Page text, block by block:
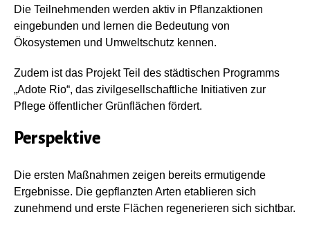
Die Teilnehmenden werden aktiv in Pflanzaktionen
eingebunden und lernen die Bedeutung von
Ökosystemen und Umweltschutz kennen.
Zudem ist das Projekt Teil des städtischen Programms
„Adote Rio“, das zivilgesellschaftliche Initiativen zur
Pflege öffentlicher Grünflächen fördert.
Perspektive
Die ersten Maßnahmen zeigen bereits ermutigende
Ergebnisse. Die gepflanzten Arten etablieren sich
zunehmend und erste Flächen regenerieren sich sichtbar.